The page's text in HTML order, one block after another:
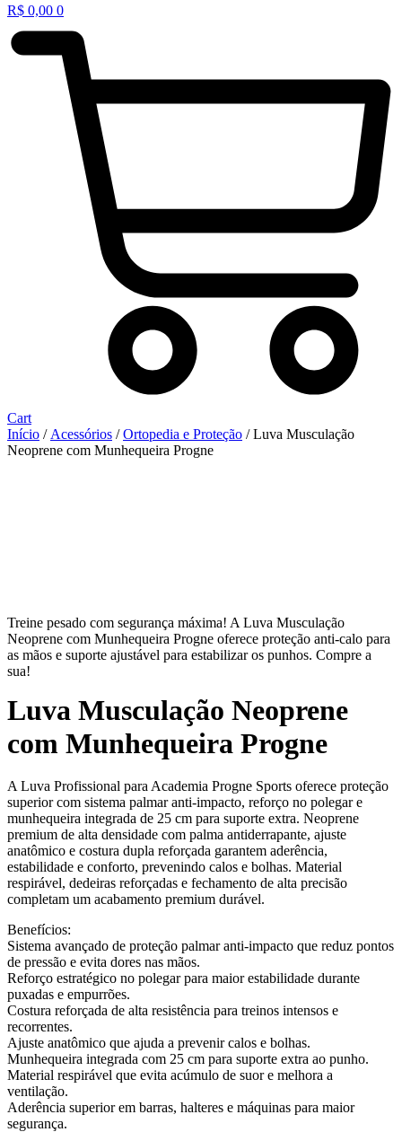
R$ 0,00 0
Cart
Início / Acessórios /Ortopedia e Proteção / Luva Musculação
Neoprene com Munhequeira Progne
Treine pesado com segurança máxima! A Luva Musculação
Neoprene com Munhequeira Progne oferece proteção anti-calo para
as mãos e suporte ajustável para estabilizar os punhos. Compre a
sua!
Luva Musculação Neoprene
com Munhequeira Progne
A Luva Profissional para Academia Progne Sports oferece proteção
superior com sistema palmar anti-impacto, reforço no polegar e
munhequeira integrada de 25 cm para suporte extra. Neoprene
premium de alta densidade com palma antiderrapante, ajuste
anatômico e costura dupla reforçada garantem aderência,
estabilidade e conforto, prevenindo calos e bolhas. Material
respirável, dedeiras reforçadas e fechamento de alta precisão
completam um acabamento premium durável.
Benefícios:
Sistema avançado de proteção palmar anti-impacto que reduz pontos
de pressão e evita dores nas mãos.
Reforço estratégico no polegar para maior estabilidade durante
puxadas e empurrões.
Costura reforçada de alta resistência para treinos intensos e
recorrentes.
Ajuste anatômico que ajuda a prevenir calos e bolhas.
Munhequeira integrada com 25 cm para suporte extra ao punho.
Material respirável que evita acúmulo de suor e melhora a
ventilação.
Aderência superior em barras, halteres e máquinas para maior
segurança.